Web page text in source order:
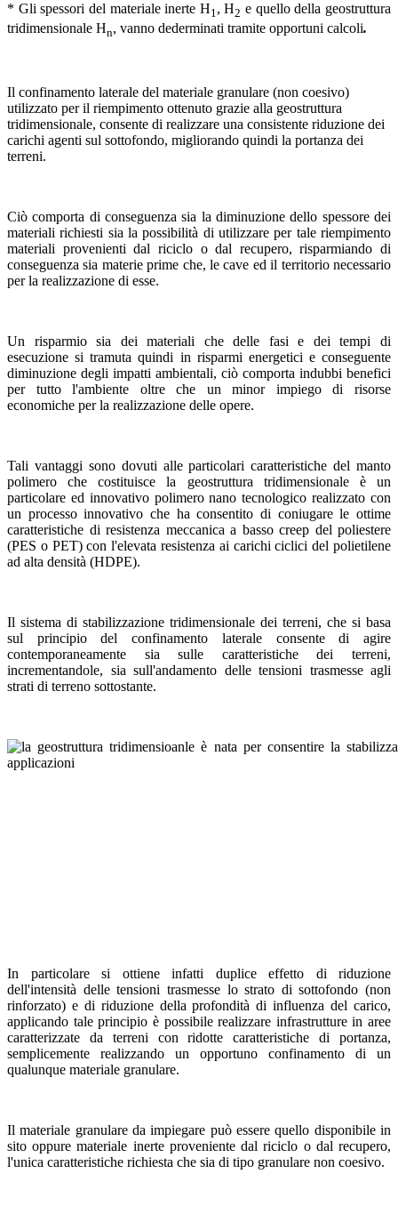
* Gli spessori del materiale inerte H1, H2 e quello della geostruttura
tridimensionale Hn, vanno dederminati tramite opportuni calcoli.
Il confinamento laterale del materiale granulare (non coesivo)
utilizzato per il riempimento ottenuto grazie alla geostruttura
tridimensionale, consente di realizzare una consistente riduzione dei
carichi agenti sul sottofondo, migliorando quindi la portanza dei
terreni.
Ciò comporta di conseguenza sia la diminuzione dello spessore dei
materiali richiesti sia la possibilità di utilizzare per tale riempimento
materiali provenienti dal riciclo o dal recupero, risparmiando di
conseguenza sia materie prime che, le cave ed il territorio necessario
per la realizzazione di esse.
Un risparmio sia dei materiali che delle fasi e dei tempi di
esecuzione si tramuta quindi in risparmi energetici e conseguente
diminuzione degli impatti ambientali, ciò comporta indubbi benefici
per tutto l'ambiente oltre che un minor impiego di risorse
economiche per la realizzazione delle opere.
Tali vantaggi sono dovuti alle particolari caratteristiche del manto
polimero che costituisce la geostruttura tridimensionale è un
particolare ed innovativo polimero nano tecnologico realizzato con
un processo innovativo che ha consentito di coniugare le ottime
caratteristiche di resistenza meccanica a basso creep del poliestere
(PES o PET) con l'elevata resistenza ai carichi ciclici del polietilene
ad alta densità (HDPE).
Il sistema di stabilizzazione tridimensionale dei terreni, che si basa
sul principio del confinamento laterale consente di agire
contemporaneamente sia sulle caratteristiche dei terreni,
incrementandole, sia sull'andamento delle tensioni trasmesse agli
strati di terreno sottostante.
In particolare si ottiene infatti duplice effetto di riduzione
dell'intensità delle tensioni trasmesse lo strato di sottofondo (non
rinforzato) e di riduzione della profondità di influenza del carico,
applicando tale principio è possibile realizzare infrastrutture in aree
caratterizzate da terreni con ridotte caratteristiche di portanza,
semplicemente realizzando un opportuno confinamento di un
qualunque materiale granulare.
Il materiale granulare da impiegare può essere quello disponibile in
sito oppure materiale inerte proveniente dal riciclo o dal recupero,
l'unica caratteristiche richiesta che sia di tipo granulare non coesivo.